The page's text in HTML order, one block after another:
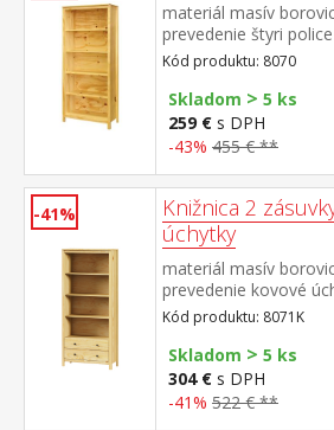
materiál masív
prevedenie štyri police
Kód produktu: 8070
Skladom > 5 ks
259 € s DPH
-43% 455 € **
-41%
Knižnica 2
úchytky
materiál masív
prevedenie kovové
prevedení černená
zásuvky s kovovými
Kód produktu: 8071K
Skladom > 5 ks
304 € s DPH
-41% 522 € **